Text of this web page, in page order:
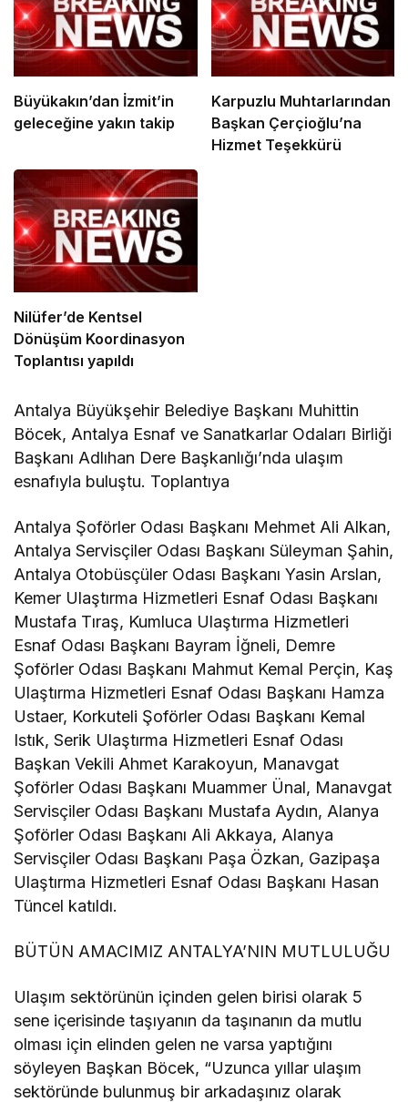
Büyükakın’dan İzmit’in
geleceğine yakın takip
Karpuzlu Muhtarlarından
Başkan Çerçioğlu’na
Hizmet Teşekkürü
Nilüfer’de Kentsel
Dönüşüm Koordinasyon
Toplantısı yapıldı
Antalya Büyükşehir Belediye Başkanı Muhittin
Böcek, Antalya Esnaf ve Sanatkarlar Odaları Birliği
Başkanı Adlıhan Dere Başkanlığı’nda ulaşım
esnafıyla buluştu. Toplantıya
Antalya Şoförler Odası Başkanı Mehmet Ali Alkan,
Antalya Servisçiler Odası Başkanı Süleyman Şahin,
Antalya Otobüsçüler Odası Başkanı Yasin Arslan,
Kemer Ulaştırma Hizmetleri Esnaf Odası Başkanı
Mustafa Tıraş, Kumluca Ulaştırma Hizmetleri
Esnaf Odası Başkanı Bayram İğneli, Demre
Şoförler Odası Başkanı Mahmut Kemal Perçin, Kaş
Ulaştırma Hizmetleri Esnaf Odası Başkanı Hamza
Ustaer, Korkuteli Şoförler Odası Başkanı Kemal
Istık, Serik Ulaştırma Hizmetleri Esnaf Odası
Başkan Vekili Ahmet Karakoyun, Manavgat
Şoförler Odası Başkanı Muammer Ünal, Manavgat
Servisçiler Odası Başkanı Mustafa Aydın, Alanya
Şoförler Odası Başkanı Ali Akkaya, Alanya
Servisçiler Odası Başkanı Paşa Özkan, Gazipaşa
Ulaştırma Hizmetleri Esnaf Odası Başkanı Hasan
Tüncel katıldı.
BÜTÜN AMACIMIZ ANTALYA’NIN MUTLULUĞU
Ulaşım sektörünün içinden gelen birisi olarak 5
sene içerisinde taşıyanın da taşınanın da mutlu
olması için elinden gelen ne varsa yaptığını
söyleyen Başkan Böcek, “Uzunca yıllar ulaşım
sektöründe bulunmuş bir arkadaşınız olarak